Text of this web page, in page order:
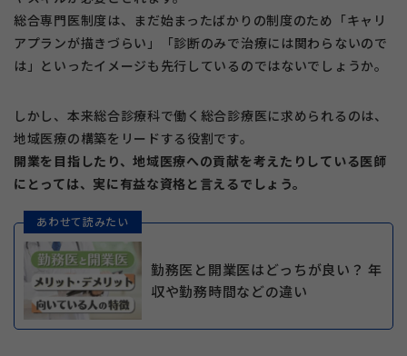
総合専門医制度は、まだ始まったばかりの制度のため「キャリ
アプランが描きづらい」「診断のみで治療には関わらないので
は」といったイメージも先行しているのではないでしょうか。
しかし、本来総合診療科で働く総合診療医に求められるのは、
地域医療の構築をリードする役割です。
開業を目指したり、地域医療への貢献を考えたりしている医師
にとっては、実に有益な資格と言えるでしょう。
あわせて読みたい
勤務医と開業医はどっちが良い？ 年
収や勤務時間などの違い